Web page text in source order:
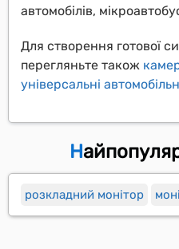
автомобілів,
Для створення готової
перегляньте також
універсальні
розкладний монітор